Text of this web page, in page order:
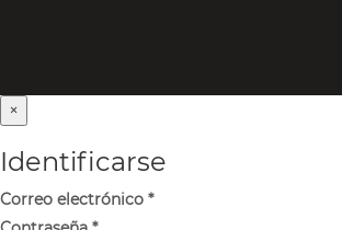
×
Identificarse
Correo electrónico *